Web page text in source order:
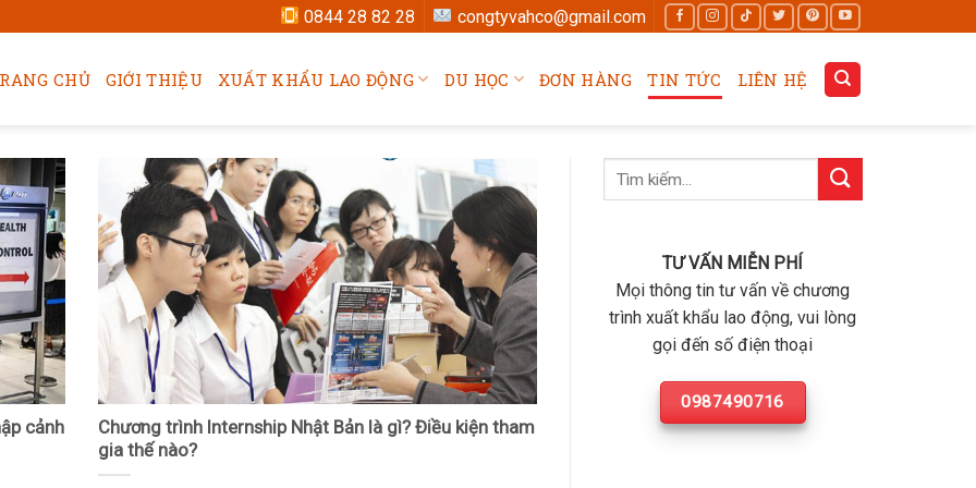
0844 28 82 28 congtyvahco@gmail.com
CHỦ GIỚI THIỆU XUẤT KHẨU LAO ĐỘNG DU HỌC ĐƠN HÀNG TIN TỨC LIÊN HỆ
cảnh
Chương trình Internship Nhật Bản là gì? Điều kiện tham
gia thế nào?
TƯ VẤN MIỄN PHÍ
Mọi thông tin tư vấn về chương
trình xuất khẩu lao động, vui lòng
gọi đến số điện thoại
0987490716